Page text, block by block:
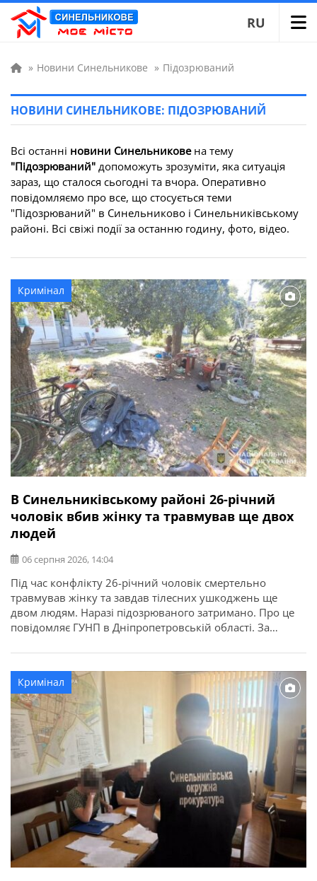
RU
» Новини Синельникове » Підозрюваний
НОВИНИ СИНЕЛЬНИКОВЕ: ПІДОЗРЮВАНИЙ
Всі останні новини Синельниковена тему
"Підозрюваний" допоможуть зрозуміти, яка ситуація
зараз, що сталося сьогодні та вчора. Оперативно
повідомляємо про все, що стосується теми
"Підозрюваний" в Синельниково і Синельниківському
районі. Всі свіжі події за останню годину, фото, відео.
Кримінал
В Синельниківському районі 26-річний
чоловік вбив жінку та травмував ще двох
людей
06 серпня 2026, 14:04
Під час конфлікту 26-річний чоловік смертельно
травмував жінку та завдав тілесних ушкоджень ще
двом людям. Наразі підозрюваного затримано. Про це
повідомляє ГУНП в Дніпропетровській області. За
Синельниківського району під час спільного вживання
алкогольних напоїв між кількома людьми виник
конфлікт. Під час сварки зловмисник завдав потерпілим
численних ударів […]
Кримінал